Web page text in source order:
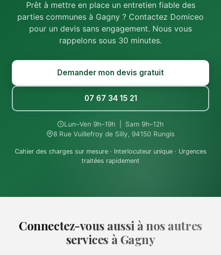
Prêt à mettre en place un entretien fiable des
parties communes à Gagny ? Contactez Domiceo
pour un devis sans engagement. Nous vous
rappelons sous 30 minutes.
Demander mon devis gratuit
07 67 34 15 21
Lun–Ven 9h–19h | Sam 9h–12h
8 Rue Vuillefroy de Silly, 94150 Rungis
Cahier des charges sur mesure · Interlocuteur unique · Urgences
traitées rapidement
Connectez-vous aussi à nos autres
services à Gagny